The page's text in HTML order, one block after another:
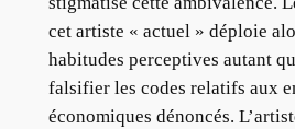
cet artiste « actuel » déploie
habitudes perceptives autant
falsifier les codes relatifs aux
économiques dénoncés.